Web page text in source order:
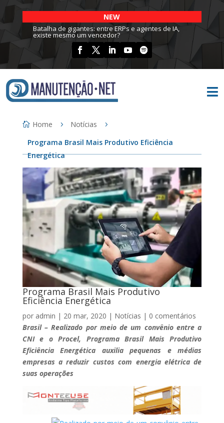
NEW
Batalha de gigantes: entre ERPs e agentes de IA,
existe mesmo um vencedor?

Home
Notícias
Programa Brasil Mais Produtivo Eficiência
Energética
Programa Brasil Mais Produtivo
Eficiência Energética
por admin | 20 mar, 2020 | Notícias | 0 comentários
Brasil – Realizado por meio de um convênio entre a
CNI e o Procel, Programa Brasil Mais Produtivo
Eficiência Energética auxilia pequenas e médias
empresas a reduzir custos com energia elétrica de
suas operações